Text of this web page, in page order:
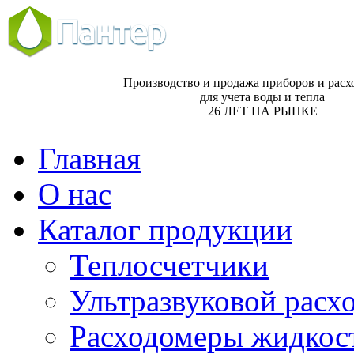
Производство и продажа приборов и
для учета воды и тепла
26 ЛЕТ НА РЫНКЕ
Главная
О нас
Каталог продукции
Теплосчетчики
Ультразвуковой
Расходомеры